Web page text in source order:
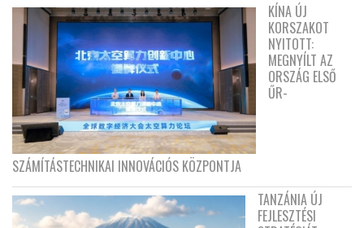
KÍNA ÚJ
KORSZAKOT
NYITOTT:
MEGNYÍLT AZ
ORSZÁG ELSŐ
ŰR-
SZÁMÍTÁSTECHNIKAI INNOVÁCIÓS KÖZPONTJA
TANZÁNIA ÚJ
FEJLESZTÉSI